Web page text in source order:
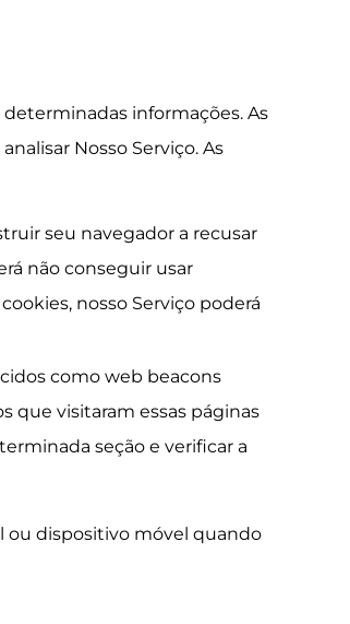
informações. As
Nosso Serviço. As
seu navegador a recusar
não conseguir usar
nosso Serviço poderá
como web beacons
que visitaram essas páginas
seção e verificar a
ou dispositivo móvel quando